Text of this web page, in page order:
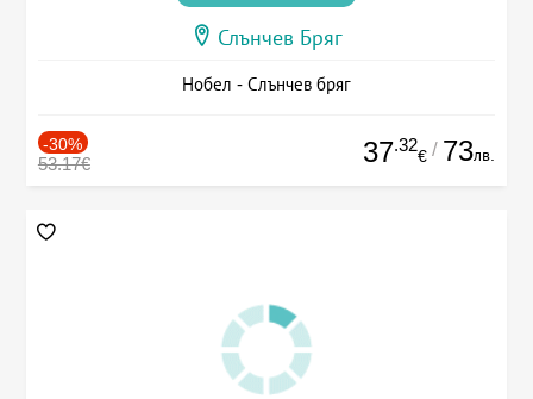
Слънчев Бряг
Нобел - Слънчев бряг
-30%
53.17€ 37.32
€ / 73лв.